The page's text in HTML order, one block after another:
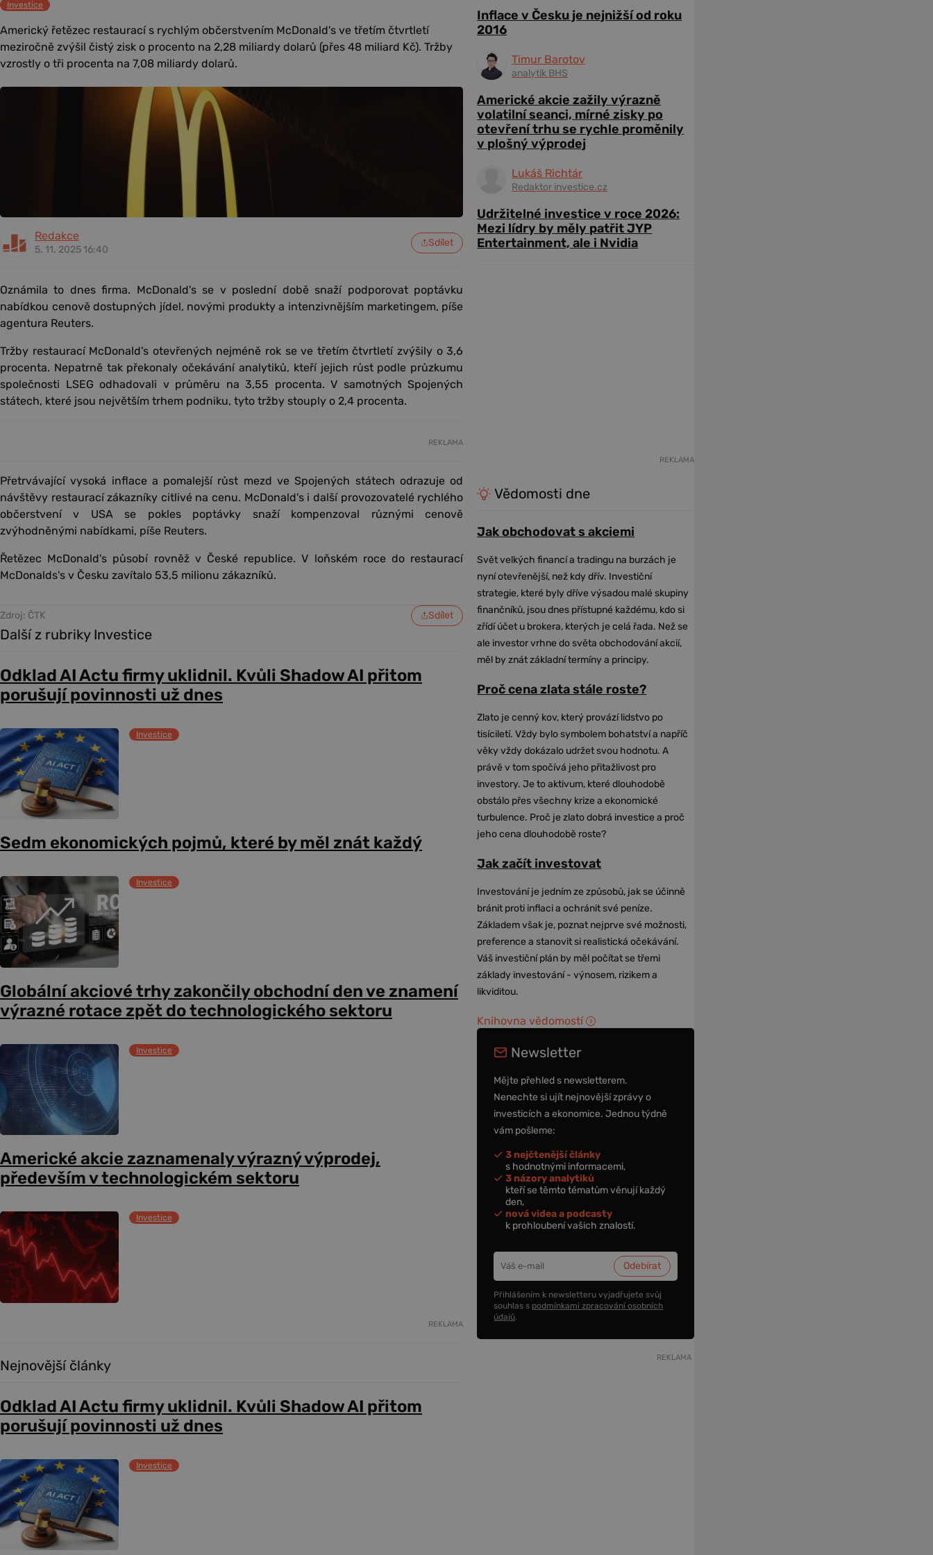
Investice
Americký řetězec restaurací s rychlým občerstvením McDonald's ve třetím čtvrtletí
meziročně zvýšil čistý zisk o procento na 2,28 miliardy dolarů (přes 48 miliard Kč). Tržby
vzrostly o tři procenta na 7,08 miliardy dolarů.
Redakce
5. 11. 2025 16:40
Sdílet
Oznámila to dnes firma. McDonald's se v poslední době snaží podporovat poptávku
nabídkou cenově dostupných jídel, novými produkty a intenzivnějším marketingem, píše
agentura Reuters.
Tržby restaurací McDonald's otevřených nejméně rok se ve třetím čtvrtletí zvýšily o 3,6
procenta. Nepatrně tak překonaly očekávání analytiků, kteří jejich růst podle průzkumu
společnosti LSEG odhadovali v průměru na 3,55 procenta. V samotných Spojených
státech, které jsou největším trhem podniku, tyto tržby stouply o 2,4 procenta.
REKLAMA
Přetrvávající vysoká inflace a pomalejší růst mezd ve Spojených státech odrazuje od
návštěvy restaurací zákazníky citlivé na cenu. McDonald's i další provozovatelé rychlého
občerstvení v USA se pokles poptávky snaží kompenzoval různými cenově
zvýhodněnými nabídkami, píše Reuters.
Řetězec McDonald's působí rovněž v České republice. V loňském roce do restaurací
McDonalds's v Česku zavítalo 53,5 milionu zákazníků.
Zdroj: ČTK Sdílet
Další z rubriky Investice
Odklad AI Actu firmy uklidnil. Kvůli Shadow AI přitom
porušují povinnosti už dnes
Investice
Sedm ekonomických pojmů, které by měl znát každý
Investice
Globální akciové trhy zakončily obchodní den ve znamení
výrazné rotace zpět do technologického sektoru
Investice
Americké akcie zaznamenaly výrazný výprodej,
především v technologickém sektoru
Investice
REKLAMA
Nejnovější články
Odklad AI Actu firmy uklidnil. Kvůli Shadow AI přitom
porušují povinnosti už dnes
Investice
Inflace v Česku je nejnižší od roku
2016
Timur Barotov
analytik BHS
Americké akcie zažily výrazně
volatilní seanci, mírné zisky po
otevření trhu se rychle proměnily
v plošný výprodej
Lukáš Richtár
Redaktor investice.cz
Udržitelné investice v roce 2026:
Mezi lídry by měly patřit JYP
Entertainment, ale i Nvidia
REKLAMA
Vědomosti dne
Jak obchodovat s akciemi
Svět velkých financí a tradingu na burzách je
nyní otevřenější, než kdy dřív. Investiční
strategie, které byly dříve výsadou malé skupiny
finančníků, jsou dnes přístupné každému, kdo si
zřídí účet u brokera, kterých je celá řada. Než se
ale investor vrhne do světa obchodování akcií,
měl by znát základní termíny a principy.
Proč cena zlata stále roste?
Zlato je cenný kov, který provází lidstvo po
tisíciletí. Vždy bylo symbolem bohatství a napříč
věky vždy dokázalo udržet svou hodnotu. A
právě v tom spočívá jeho přitažlivost pro
investory. Je to aktivum, které dlouhodobě
obstálo přes všechny krize a ekonomické
turbulence. Proč je zlato dobrá investice a proč
jeho cena dlouhodobě roste?
Jak začít investovat
Investování je jedním ze způsobů, jak se účinně
bránit proti inflaci a ochránit své peníze.
Základem však je, poznat nejprve své možnosti,
preference a stanovit si realistická očekávání.
Váš investiční plán by měl počítat se třemi
základy investování - výnosem, rizikem a
likviditou.
Knihovna vědomostí
Newsletter
Mějte přehled s newsletterem.
Nenechte si ujít nejnovější zprávy o
investicích a ekonomice. Jednou týdně
vám pošleme:
3 nejčtenější články
s hodnotnými informacemi,
3 názory analytiků
kteří se těmto tématům věnují každý
den,
nová videa a podcasty
k prohloubení vašich znalostí.
Přihlášením k newsletteru vyjadřujete svůj
souhlas s podmínkami zpracování osobních
údajů.
REKLAMA